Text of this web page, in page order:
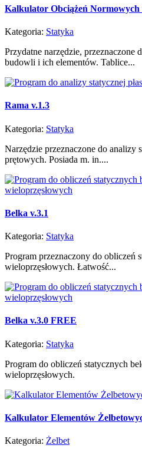
Kalkulator Obciążeń Normowych
Kategoria: Statyka
Przydatne narzędzie, przeznaczone
budowli i ich elementów. Tablice...
Rama v.1.3
Kategoria: Statyka
Narzędzie przeznaczone do analizy
prętowych. Posiada m. in....
Belka v.3.1
Kategoria: Statyka
Program przeznaczony do obliczeń
wieloprzęsłowych. Łatwość...
Belka v.3.0 FREE
Kategoria: Statyka
Program do obliczeń statycznych
wieloprzęsłowych.
Kalkulator Elementów
Kategoria: Żelbet